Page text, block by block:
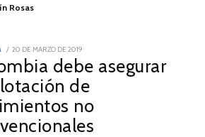
Rosas
POSTED
20 DE MARZO DE 2019
MARZO
DE
2019
debe asegurar
de
no